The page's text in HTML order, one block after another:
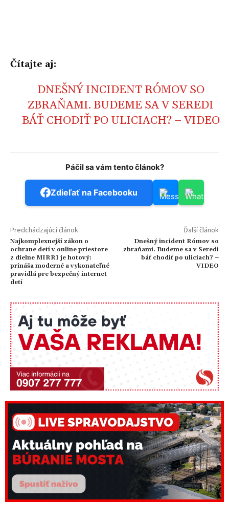
Čítajte aj:
DNEŠNÝ INCIDENT RÓMOV SO
ZBRAŇAMI. BUDEME SA V SEREDI
BÁŤ CHODIŤ PO ULICIACH? – VIDEO
Páčil sa vám tento článok?
Zdieľať na Facebooku
Predchádzajúci článok
Najkomplexnejší zákon o
ochrane detí v online priestore
z dielne MIRRI je hotový:
prináša moderné a vykonateľné
pravidlá pre bezpečný internet
detí
Ďalší článok
Dnešný incident Rómov so
zbraňami. Budeme sa v Seredi
báť chodiť po uliciach? –
VIDEO